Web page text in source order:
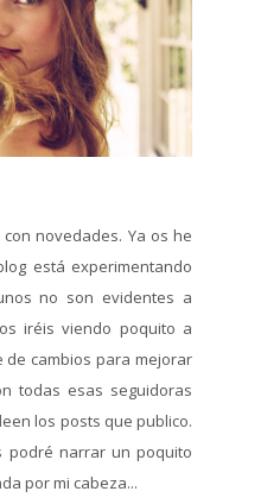
novedades. Ya os he
está experimentando
no son evidentes a
iréis viendo poquito a
de cambios para mejorar
todas esas seguidoras
los posts que publico.
podré narrar un poquito
por mi cabeza...